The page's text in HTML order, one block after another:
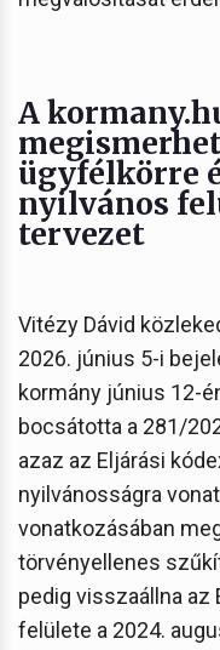
A
ügyfélkörre
nyilvános
tervezet
Vitézy Dávid
2026. június 5-i
kormány június 12-
bocsátotta a 281/
azaz az Eljárási
nyilvánosságra
vonatkozásában
törvényellenes
pedig visszaállna az
felülete a 2024.